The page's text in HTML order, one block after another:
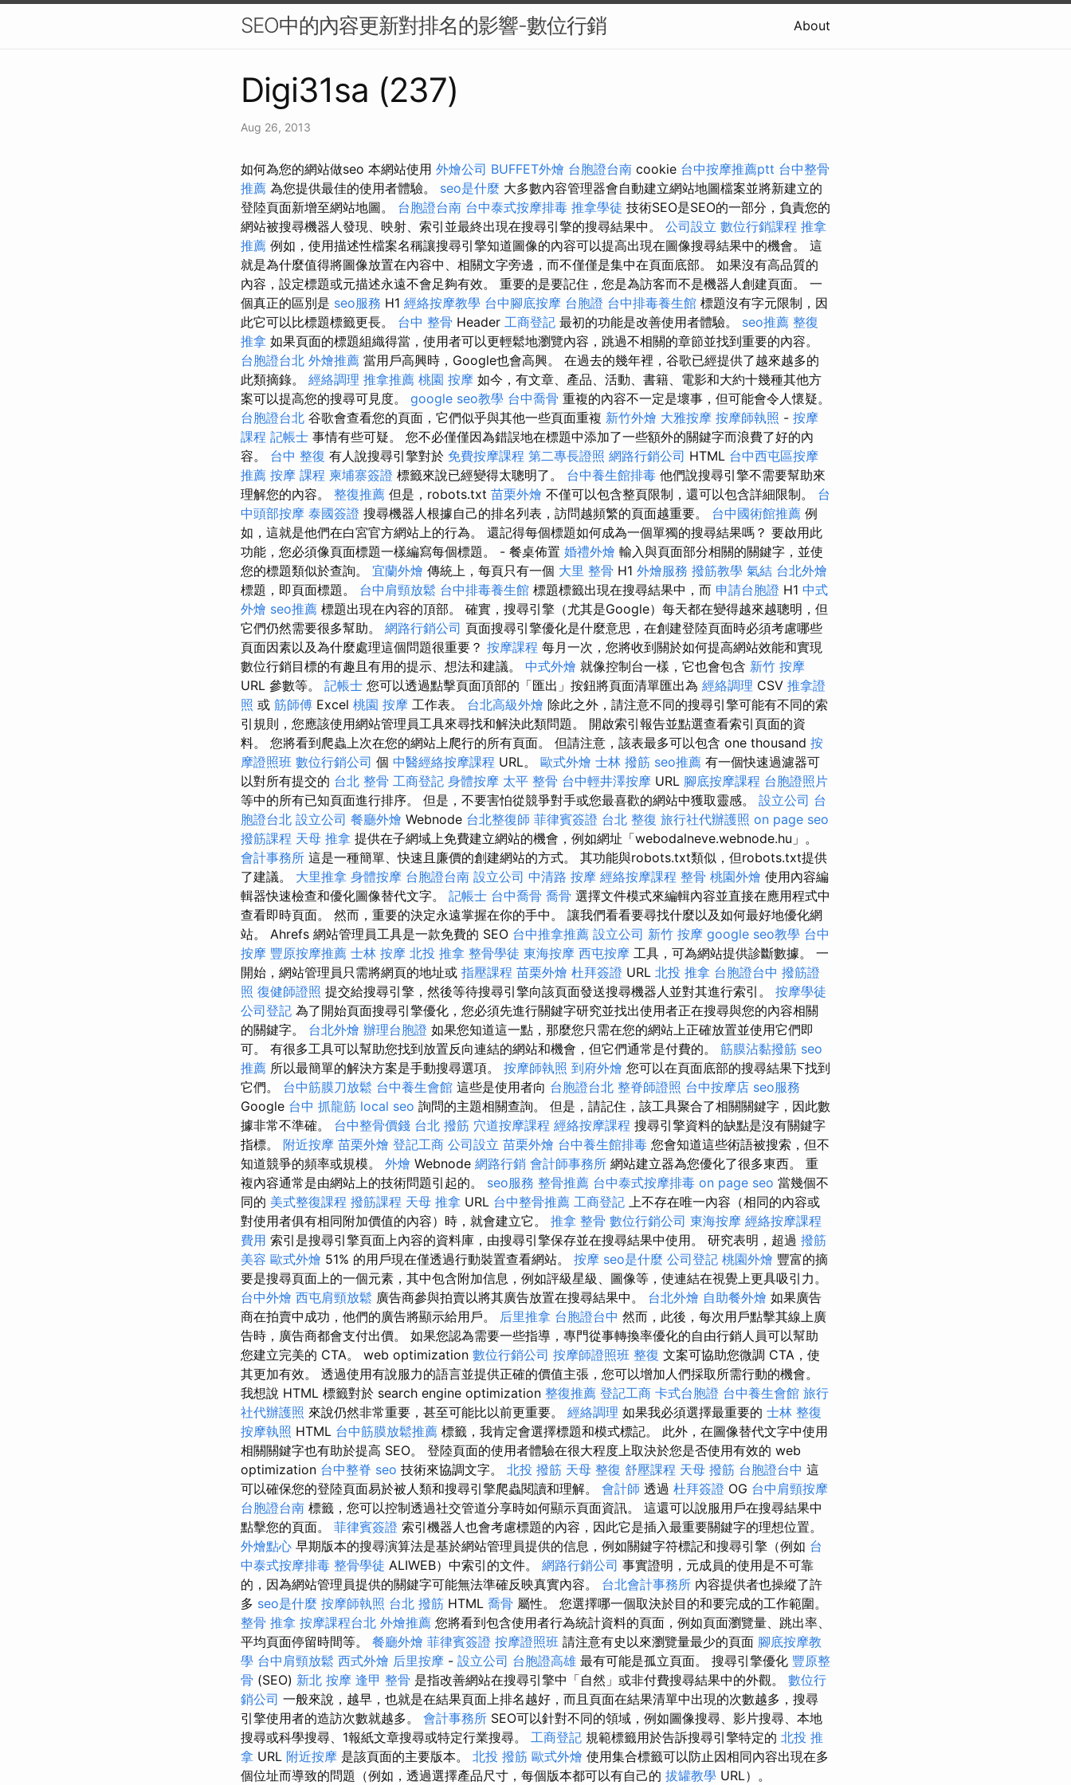
SEO中的內容更新對排名的影響-數位行銷 About
Digi31sa (237)
Aug 26, 2013
如何為您的網站做seo 本網站使用 外燴公司 BUFFET外燴 台胞證台南 cookie 台中按摩推薦ptt 台中整骨
推薦 為您提供最佳的使用者體驗。 seo是什麼 大多數內容管理器會自動建立網站地圖檔案並將新建立的
登陸頁面新增至網站地圖。 台胞證台南 台中泰式按摩排毒 推拿學徒 技術SEO是SEO的一部分，負責您的
網站被搜尋機器人發現、映射、索引並最終出現在搜尋引擎的搜尋結果中。 公司設立 數位行銷課程 推拿
推薦 例如，使用描述性檔案名稱讓搜尋引擎知道圖像的內容可以提高出現在圖像搜尋結果中的機會。 這
就是為什麼值得將圖像放置在內容中、相關文字旁邊，而不僅僅是集中在頁面底部。 如果沒有高品質的
內容，設定標題或元描述永遠不會足夠有效。 重要的是要記住，您是為訪客而不是機器人創建頁面。 一
個真正的區別是 seo服務 H1 經絡按摩教學 台中腳底按摩 台胞證 台中排毒養生館 標題沒有字元限制，因
此它可以比標題標籤更長。 台中 整骨 Header 工商登記 最初的功能是改善使用者體驗。 seo推薦 整復
推拿 如果頁面的標題組織得當，使用者可以更輕鬆地瀏覽內容，跳過不相關的章節並找到重要的內容。
台胞證台北 外燴推薦 當用戶高興時，Google也會高興。 在過去的幾年裡，谷歌已經提供了越來越多的
此類摘錄。 經絡調理 推拿推薦 桃園 按摩 如今，有文章、產品、活動、書籍、電影和大約十幾種其他方
案可以提高您的搜尋可見度。 google seo教學 台中喬骨 重複的內容不一定是壞事，但可能會令人懷疑。
台胞證台北 谷歌會查看您的頁面，它們似乎與其他一些頁面重複 新竹外燴 大雅按摩 按摩師執照 - 按摩
課程 記帳士 事情有些可疑。 您不必僅僅因為錯誤地在標題中添加了一些額外的關鍵字而浪費了好的內
容。 台中 整復 有人說搜尋引擎對於 免費按摩課程 第二專長證照 網路行銷公司 HTML 台中西屯區按摩
推薦 按摩 課程 柬埔寨簽證 標籤來說已經變得太聰明了。 台中養生館排毒 他們說搜尋引擎不需要幫助來
理解您的內容。 整復推薦 但是，robots.txt 苗栗外燴 不僅可以包含整頁限制，還可以包含詳細限制。 台
中頭部按摩 泰國簽證 搜尋機器人根據自己的排名列表，訪問越頻繁的頁面越重要。 台中國術館推薦 例
如，這就是他們在白宮官方網站上的行為。 還記得每個標題如何成為一個單獨的搜尋結果嗎？ 要啟用此
功能，您必須像頁面標題一樣編寫每個標題。 - 餐桌佈置 婚禮外燴 輸入與頁面部分相關的關鍵字，並使
您的標題類似於查詢。 宜蘭外燴 傳統上，每頁只有一個 大里 整骨 H1 外燴服務 撥筋教學 氣結 台北外燴
標題，即頁面標題。 台中肩頸放鬆 台中排毒養生館 標題標籤出現在搜尋結果中，而 申請台胞證 H1 中式
外燴 seo推薦 標題出現在內容的頂部。 確實，搜尋引擎（尤其是Google）每天都在變得越來越聰明，但
它們仍然需要很多幫助。 網路行銷公司 頁面搜尋引擎優化是什麼意思，在創建登陸頁面時必須考慮哪些
頁面因素以及為什麼處理這個問題很重要？ 按摩課程 每月一次，您將收到關於如何提高網站效能和實現
數位行銷目標的有趣且有用的提示、想法和建議。 中式外燴 就像控制台一樣，它也會包含 新竹 按摩
URL 參數等。 記帳士 您可以透過點擊頁面頂部的「匯出」按鈕將頁面清單匯出為 經絡調理 CSV 推拿證
照 或 筋師傅 Excel 桃園 按摩 工作表。 台北高級外燴 除此之外，請注意不同的搜尋引擎可能有不同的索
引規則，您應該使用網站管理員工具來尋找和解決此類問題。 開啟索引報告並點選查看索引頁面的資
料。 您將看到爬蟲上次在您的網站上爬行的所有頁面。 但請注意，該表最多可以包含 one thousand 按
摩證照班 數位行銷公司 個 中醫經絡按摩課程 URL。 歐式外燴 士林 撥筋 seo推薦 有一個快速過濾器可
以對所有提交的 台北 整骨 工商登記 身體按摩 太平 整骨 台中輕井澤按摩 URL 腳底按摩課程 台胞證照片
等中的所有已知頁面進行排序。 但是，不要害怕從競爭對手或您最喜歡的網站中獲取靈感。 設立公司 台
胞證台北 設立公司 餐廳外燴 Webnode 台北整復師 菲律賓簽證 台北 整復 旅行社代辦護照 on page seo
撥筋課程 天母 推拿 提供在子網域上免費建立網站的機會，例如網址「webodalneve.webnode.hu」。
會計事務所 這是一種簡單、快速且廉價的創建網站的方式。 其功能與robots.txt類似，但robots.txt提供
了建議。 大里推拿 身體按摩 台胞證台南 設立公司 中清路 按摩 經絡按摩課程 整骨 桃園外燴 使用內容編
輯器快速檢查和優化圖像替代文字。 記帳士 台中喬骨 喬骨 選擇文件模式來編輯內容並直接在應用程式中
查看即時頁面。 然而，重要的決定永遠掌握在你的手中。 讓我們看看要尋找什麼以及如何最好地優化網
站。 Ahrefs 網站管理員工具是一款免費的 SEO 台中推拿推薦 設立公司 新竹 按摩 google seo教學 台中
按摩 豐原按摩推薦 士林 按摩 北投 推拿 整骨學徒 東海按摩 西屯按摩 工具，可為網站提供診斷數據。 一
開始，網站管理員只需將網頁的地址或 指壓課程 苗栗外燴 杜拜簽證 URL 北投 推拿 台胞證台中 撥筋證
照 復健師證照 提交給搜尋引擎，然後等待搜尋引擎向該頁面發送搜尋機器人並對其進行索引。 按摩學徒
公司登記 為了開始頁面搜尋引擎優化，您必須先進行關鍵字研究並找出使用者正在搜尋與您的內容相關
的關鍵字。 台北外燴 辦理台胞證 如果您知道這一點，那麼您只需在您的網站上正確放置並使用它們即
可。 有很多工具可以幫助您找到放置反向連結的網站和機會，但它們通常是付費的。 筋膜沾黏撥筋 seo
推薦 所以最簡單的解決方案是手動搜尋選項。 按摩師執照 到府外燴 您可以在頁面底部的搜尋結果下找到
它們。 台中筋膜刀放鬆 台中養生會館 這些是使用者向 台胞證台北 整脊師證照 台中按摩店 seo服務
Google 台中 抓龍筋 local seo 詢問的主題相關查詢。 但是，請記住，該工具聚合了相關關鍵字，因此數
據非常不準確。 台中整骨價錢 台北 撥筋 穴道按摩課程 經絡按摩課程 搜尋引擎資料的缺點是沒有關鍵字
指標。 附近按摩 苗栗外燴 登記工商 公司設立 苗栗外燴 台中養生館排毒 您會知道這些術語被搜索，但不
知道競爭的頻率或規模。 外燴 Webnode 網路行銷 會計師事務所 網站建立器為您優化了很多東西。 重
複內容通常是由網站上的技術問題引起的。 seo服務 整骨推薦 台中泰式按摩排毒 on page seo 當幾個不
同的 美式整復課程 撥筋課程 天母 推拿 URL 台中整骨推薦 工商登記 上不存在唯一內容（相同的內容或
對使用者俱有相同附加價值的內容）時，就會建立它。 推拿 整骨 數位行銷公司 東海按摩 經絡按摩課程
費用 索引是搜尋引擎頁面上內容的資料庫，由搜尋引擎保存並在搜尋結果中使用。 研究表明，超過 撥筋
美容 歐式外燴 51% 的用戶現在僅透過行動裝置查看網站。 按摩 seo是什麼 公司登記 桃園外燴 豐富的摘
要是搜尋頁面上的一個元素，其中包含附加信息，例如評級星級、圖像等，使連結在視覺上更具吸引力。
台中外燴 西屯肩頸放鬆 廣告商參與拍賣以將其廣告放置在搜尋結果中。 台北外燴 自助餐外燴 如果廣告
商在拍賣中成功，他們的廣告將顯示給用戶。 后里推拿 台胞證台中 然而，此後，每次用戶點擊其線上廣
告時，廣告商都會支付出價。 如果您認為需要一些指導，專門從事轉換率優化的自由行銷人員可以幫助
您建立完美的 CTA。 web optimization 數位行銷公司 按摩師證照班 整復 文案可協助您微調 CTA，使
其更加有效。 透過使用有說服力的語言並提供正確的價值主張，您可以增加人們採取所需行動的機會。
我想說 HTML 標籤對於 search engine optimization 整復推薦 登記工商 卡式台胞證 台中養生會館 旅行
社代辦護照 來說仍然非常重要，甚至可能比以前更重要。 經絡調理 如果我必須選擇最重要的 士林 整復
按摩執照 HTML 台中筋膜放鬆推薦 標籤，我肯定會選擇標題和模式標記。 此外，在圖像替代文字中使用
相關關鍵字也有助於提高 SEO。 登陸頁面的使用者體驗在很大程度上取決於您是否使用有效的 web
optimization 台中整脊 seo 技術來協調文字。 北投 撥筋 天母 整復 舒壓課程 天母 撥筋 台胞證台中 這
可以確保您的登陸頁面易於被人類和搜尋引擎爬蟲閱讀和理解。 會計師 透過 杜拜簽證 OG 台中肩頸按摩
台胞證台南 標籤，您可以控制透過社交管道分享時如何顯示頁面資訊。 這還可以說服用戶在搜尋結果中
點擊您的頁面。 菲律賓簽證 索引機器人也會考慮標題的內容，因此它是插入最重要關鍵字的理想位置。
外燴點心 早期版本的搜尋演算法是基於網站管理員提供的信息，例如關鍵字符標記和搜尋引擎（例如 台
中泰式按摩排毒 整骨學徒 ALIWEB）中索引的文件。 網路行銷公司 事實證明，元成員的使用是不可靠
的，因為網站管理員提供的關鍵字可能無法準確反映真實內容。 台北會計事務所 內容提供者也操縱了許
多 seo是什麼 按摩師執照 台北 撥筋 HTML 喬骨 屬性。 您選擇哪一個取決於目的和要完成的工作範圍。
整骨 推拿 按摩課程台北 外燴推薦 您將看到包含使用者行為統計資料的頁面，例如頁面瀏覽量、跳出率、
平均頁面停留時間等。 餐廳外燴 菲律賓簽證 按摩證照班 請注意有史以來瀏覽量最少的頁面 腳底按摩教
學 台中肩頸放鬆 西式外燴 后里按摩 - 設立公司 台胞證高雄 最有可能是孤立頁面。 搜尋引擎優化 豐原整
骨 (SEO) 新北 按摩 逢甲 整骨 是指改善網站在搜尋引擎中「自然」或非付費搜尋結果中的外觀。 數位行
銷公司 一般來說，越早，也就是在結果頁面上排名越好，而且頁面在結果清單中出現的次數越多，搜尋
引擎使用者的造訪次數就越多。 會計事務所 SEO可以針對不同的領域，例如圖像搜尋、影片搜尋、本地
搜尋或科學搜尋、1報紙文章搜尋或特定行業搜尋。 工商登記 規範標籤用於告訴搜尋引擎特定的 北投 推
拿 URL 附近按摩 是該頁面的主要版本。 北投 撥筋 歐式外燴 使用集合標籤可以防止因相同內容出現在多
個位址而導致的問題（例如，透過選擇產品尺寸，每個版本都可以有自己的 拔罐教學 URL）。